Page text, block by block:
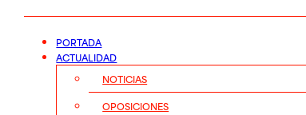
PORTADA
ACTUALIDAD
NOTICIAS
OPOSICIONES